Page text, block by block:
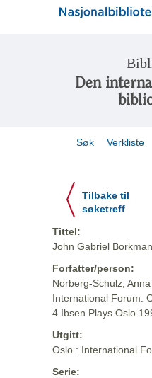
Den
Søk Verkliste
Tilbake til
søketreff
Tittel:
John Gabriel Borkman
Forfatter/person:
Norberg-Schulz,
International Forum.
4 Ibsen Plays Oslo
Utgitt:
Oslo : International
Serie: